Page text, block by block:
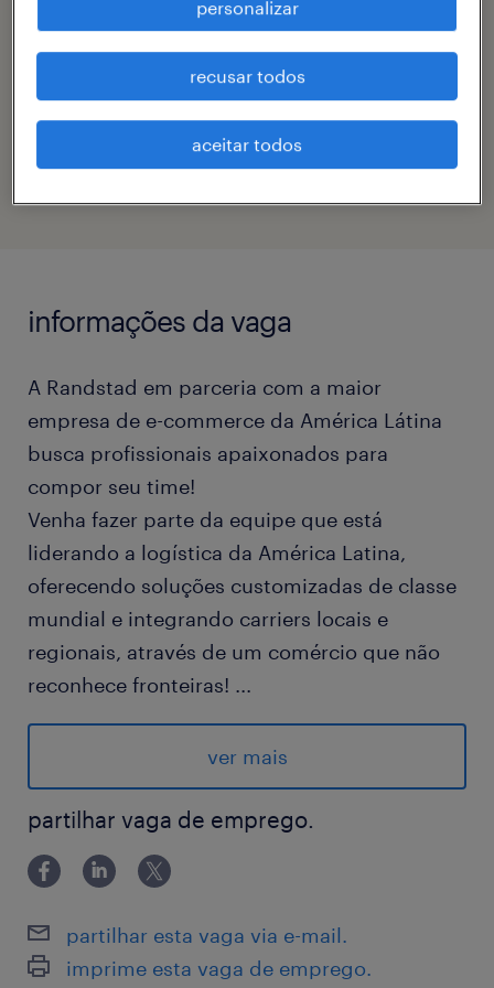
contato
código da vaga
eTalent_JP-180926
informações da vaga
A Randstad em parceria com a maior
empresa de e-commerce da América Látina
busca profissionais apaixonados para
compor seu time!
Venha fazer parte da equipe que está
liderando a logística da América Latina,
oferecendo soluções customizadas de classe
mundial e integrando carriers locais e
regionais, através de um comércio que não
reconhece fronteiras! ...
Oferecemos fretado para as regiões de:
Taboão da Serra/ Campo Limpo/ Embu das
Artes/ Capão Redondo/ Itapecerica da Serra
Venha fazer parte deste time de Sucesso!
Atividades:
ao nosso centro de distribuição sejam
recebidos, embalados e etiquetados,
ver mais
partilhar vaga de emprego.
partilhar esta vaga via e-mail.
imprime esta vaga de emprego.
personalizar
recusar todos
aceitar todos